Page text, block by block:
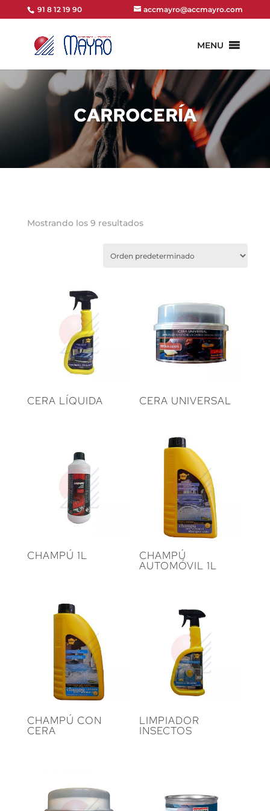
91 8 12 19 90 accmayro@accmayro.com
MENU
CARROCERÍA
Mostrando los 9 resultados
CERA LÍQUIDA CERA UNIVERSAL
CHAMPÚ 1L CHAMPÚ
AUTOMÓVIL 1L
CHAMPÚ CON
CERA
LIMPIADOR
INSECTOS